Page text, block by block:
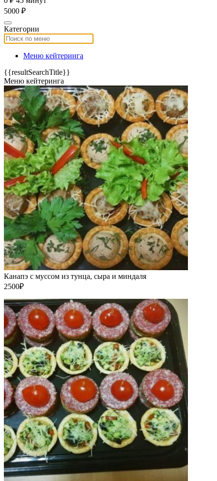
5000 ₽
Категории
Меню кейтеринга
{{resultSearchTitle}}
Меню кейтеринга
Канапэ с муссом из тунца, сыра и миндаля
2500₽